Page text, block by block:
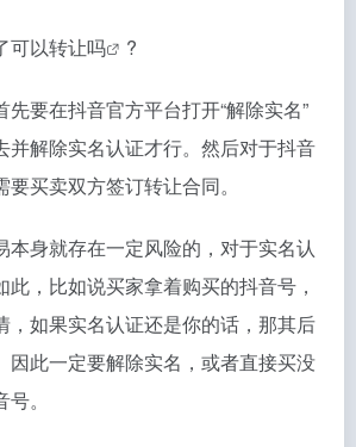
可以转让吗 ?
先要在抖音官方平台打开“解除实名”
并解除实名认证才行。然后对于抖音
买卖双方签订转让合同。
本身就存在一定风险的，对于实名认
，比如说买家拿着购买的抖音号，
，如果实名认证还是你的话，那其后
因此一定要解除实名，或者直接买没
。